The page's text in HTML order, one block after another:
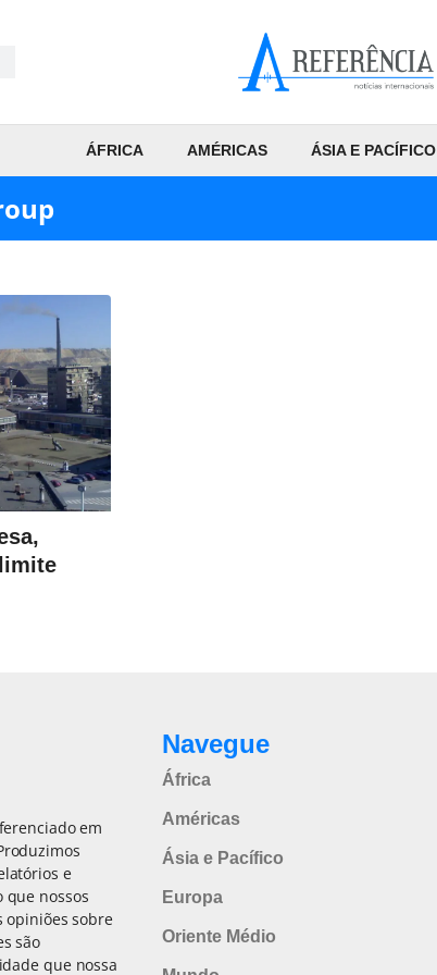
ÁFRICA AMÉRICAS ÁSIA E PACÍFICO
em
e
nossos
opiniões sobre
são
que nossa
Navegue
África
Américas
Ásia e Pacífico
Europa
Oriente Médio